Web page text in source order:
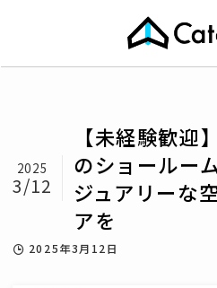
【未経験歓迎
のショールー
ジュアリーな
アを
2025
3/12
2025年3月12日